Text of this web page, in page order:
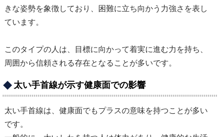
きな姿勢を象徴しており、困難に立ち向かう力強さを表し
ています。
このタイプの人は、目標に向かって着実に進む力を持ち、
周囲から信頼される存在となることが多いです。
太い手首線が示す健康面での影響
太い手首線は、健康面でもプラスの意味を持つことが多い
です。